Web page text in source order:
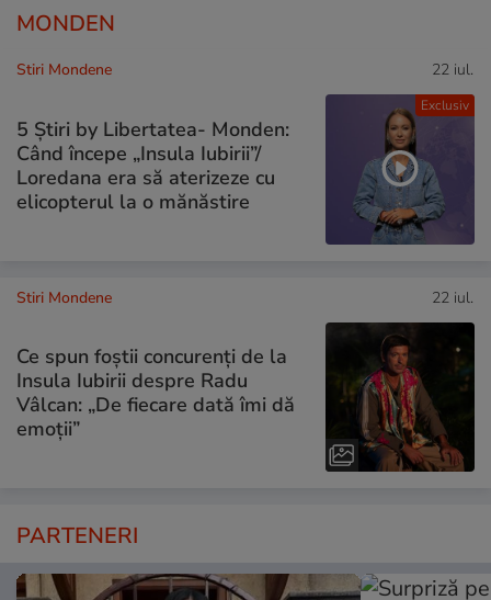
MONDEN
Exclusiv
Stiri Mondene 22 iul.
5 Știri by Libertatea- Monden:
Când începe „Insula Iubirii”/
Loredana era să aterizeze cu
elicopterul la o mănăstire
Stiri Mondene 22 iul.
Ce spun foștii concurenți de la
Insula Iubirii despre Radu
Vâlcan: „De fiecare dată îmi dă
emoții”
PARTENERI